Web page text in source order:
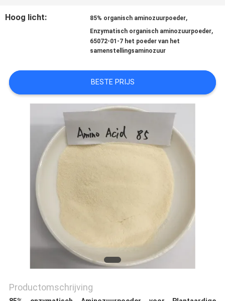
PRIVACYBELEID
Hoog licht: 85% organisch aminozuurpoeder,
Enzymatisch organisch aminozuurpoeder,
65072-01-7 het poeder van het
samenstellingsaminozuur
BESTE PRIJS
Productomschrijving